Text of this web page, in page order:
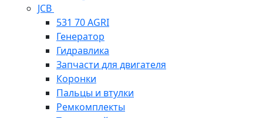
JCB
531 70 AGRI
Генератор
Гидравлика
Запчасти для двигателя
Коронки
Пальцы и втулки
Ремкомплекты